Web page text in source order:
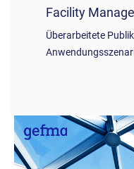
Facility
Überarbeitete